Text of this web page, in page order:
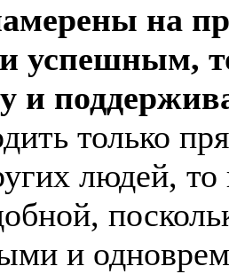
на
успешным,
и
только
людей, то
и